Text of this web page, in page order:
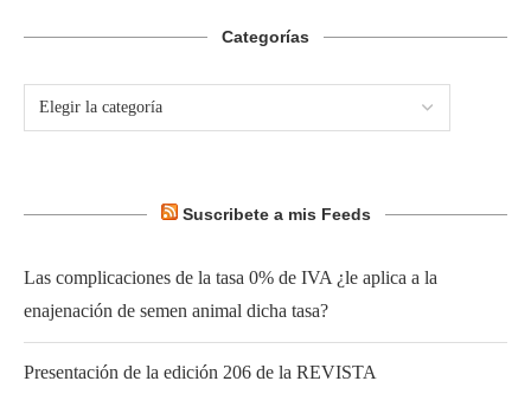
Categorías
Suscribete a mis Feeds
Las complicaciones de la tasa 0% de IVA ¿le aplica a la
enajenación de semen animal dicha tasa?
Presentación de la edición 206 de la REVISTA